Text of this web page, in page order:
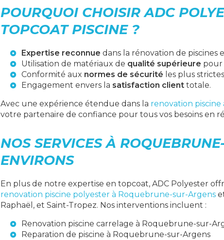
POURQUOI CHOISIR ADC
TOPCOAT PISCINE ?
Expertise reconnue dans la rénovation de piscines
Utilisation de matériaux de qualité supérieure pour
Conformité aux normes de sécurité les plus
Engagement envers la satisfaction client totale.
Avec une expérience étendue dans la renovation
votre partenaire de confiance pour tous vos besoins en
NOS SERVICES À
ENVIRONS
En plus de notre expertise en topcoat, ADC Polyester
renovation piscine polyester à Roquebrune-sur-Argens
Raphaël, et Saint-Tropez. Nos interventions incluent :
Renovation piscine carrelage à Roquebrune-sur-
Reparation de piscine à Roquebrune-sur-Argens